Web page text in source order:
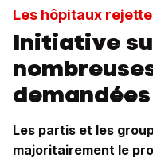
Les hôpitaux
Initiative
demandées
Les partis et les
majoritairement le